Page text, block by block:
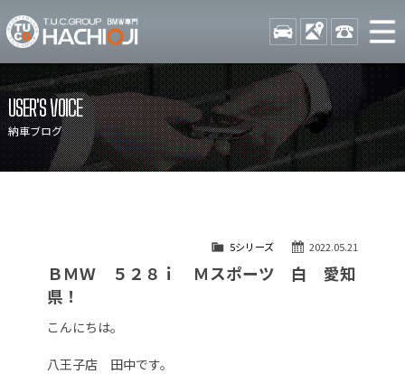
TUCグループ BMW専門 八
STOCK ACCESS 042-
ニュース
在庫リスト
目玉車両一覧
店舗紹介
保証＆サービス
アクセスマップ
自動車保険
TUCとは？
納車blog
会社概要
USER'S VOICE
納車ブログ
2022.05.21
5シリーズ
ＢＭＷ ５２８ｉ Ｍスポーツ 白 愛知
県！
こんにちは。
八王子店 田中です。